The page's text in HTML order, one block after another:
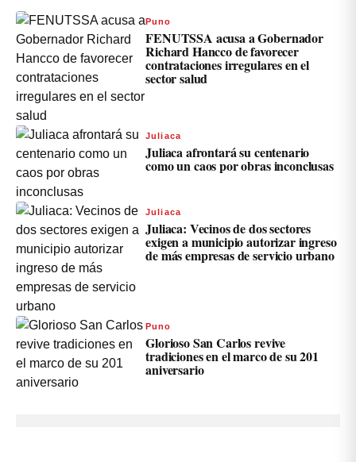
Puno
FENUTSSA acusa a Gobernador
Richard Hancco de favorecer
contrataciones irregulares en el
sector salud
Juliaca
Juliaca afrontará su centenario
como un caos por obras inconclusas
Juliaca
Juliaca: Vecinos de dos sectores
exigen a municipio autorizar ingreso
de más empresas de servicio urbano
Puno
Glorioso San Carlos revive
tradiciones en el marco de su 201
aniversario